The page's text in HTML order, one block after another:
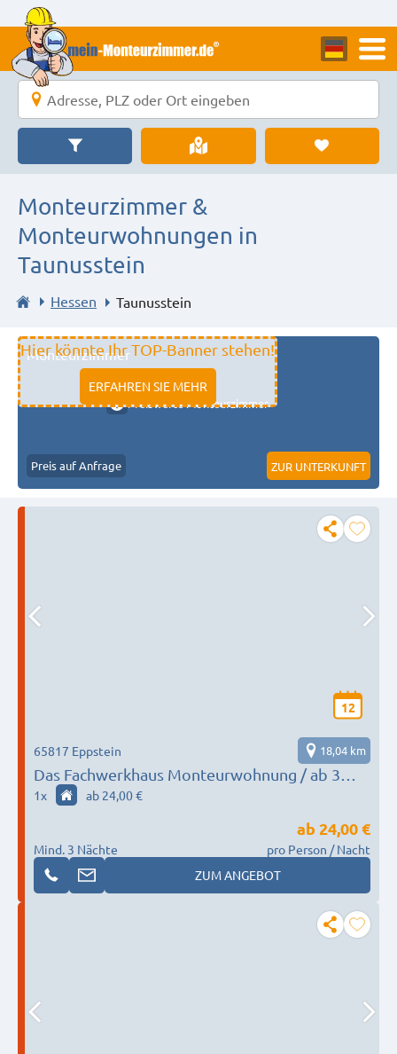
Monteurzimmer &
Monteurwohnungen in
Taunusstein
Hessen Taunusstein
Hier könnte Ihr TOP-Banner stehen!
ERFAHREN SIE MEHR
Monteurzimmer
11333 fulda
Preiswerte Monteurzimmer
Preis auf Anfrage ZUR UNTERKUNFT
12
Das Fachwerkhaus Monteurwohnung / ab 3
Personen und 3 Nächten
65817 Eppstein 18,04 km
1x ab 24,00 €
Mind. 3 Nächte
ab 24,00 €
pro Person / Nacht
ZUM ANGEBOT